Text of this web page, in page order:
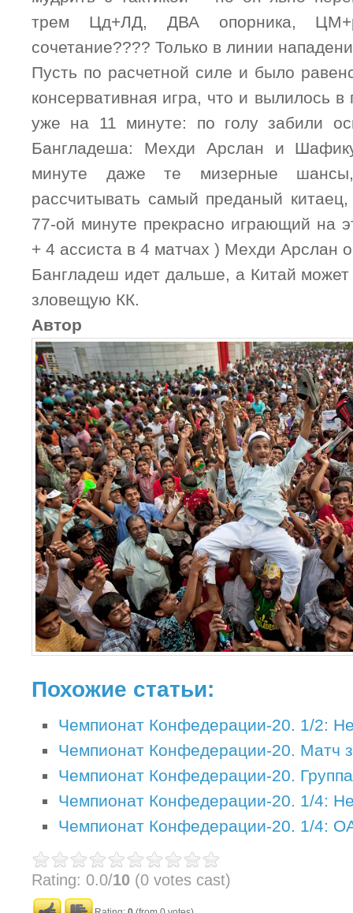
трем Цд+ЛД, ДВА опорника,
сочетание???? Только в линии
Пусть по расчетной силе и было
консервативная игра, что и вылилось
уже на 11 минуте: по голу забили
Бангладеша: Мехди Арслан и
минуте даже те мизерные
рассчитывать самый преданый
77-ой минуте прекрасно играющий на
+ 4 ассиста в 4 матчах ) Мехди Арслан
Бангладеш идет дальше, а Китай может
зловещую КК.
Похожие статьи:
Чемпионат Конфедерации-20. 1/2:
Чемпионат Конфедерации-20. Матч
Чемпионат Конфедерации-20.
Чемпионат Конфедерации-20. 1/4:
Чемпионат Конфедерации-20. 1/4:
Rating: 0.0/10 (0 votes cast)